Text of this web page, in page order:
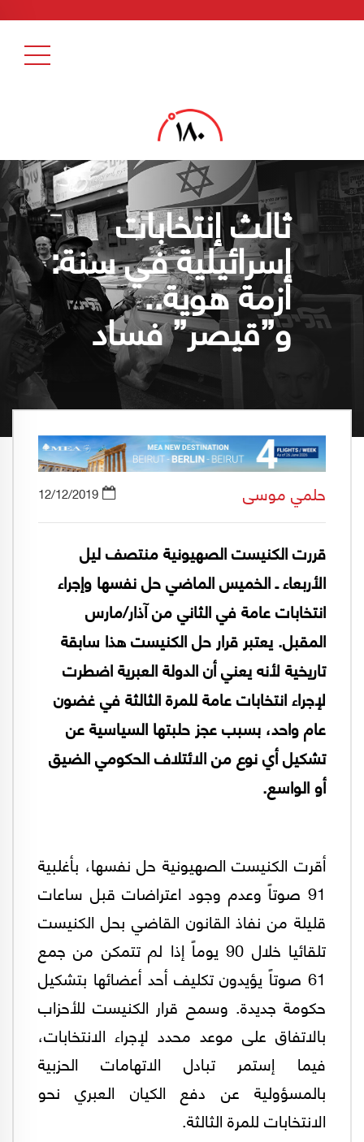
ثالث إنتخابات
إسرائيلية في سنة:
أزمة هوية..
و”قيصر” فساد
حلمي موسى 12/12/2019
قررت الكنيست الصهيونية منتصف ليل
الأربعاء ـ الخميس الماضي حل نفسها وإجراء
انتخابات عامة في الثاني من آذار/مارس
المقبل. يعتبر قرار حل الكنيست هذا سابقة
تاريخية لأنه يعني أن الدولة العبرية اضطرت
لإجراء انتخابات عامة للمرة الثالثة في غضون
عام واحد، بسبب عجز حلبتها السياسية عن
تشكيل أي نوع من الائتلاف الحكومي الضيق
أو الواسع.
أقرت الكنيست الصهيونية حل نفسها، بأغلبية
91 صوتاً وعدم وجود اعتراضات قبل ساعات
قليلة من نفاذ القانون القاضي بحل الكنيست
تلقائيا خلال 90 يوماً إذا لم تتمكن من جمع
61 صوتاً يؤيدون تكليف أحد أعضائها بتشكيل
حكومة جديدة. وسمح قرار الكنيست للأحزاب
بالاتفاق على موعد محدد لإجراء الانتخابات،
فيما إستمر تبادل الاتهامات الحزبية
بالمسؤولية عن دفع الكيان العبري نحو
الانتخابات للمرة الثالثة.